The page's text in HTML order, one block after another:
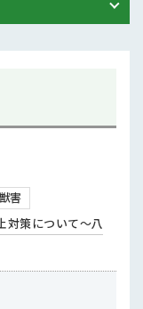
害
対策について～八